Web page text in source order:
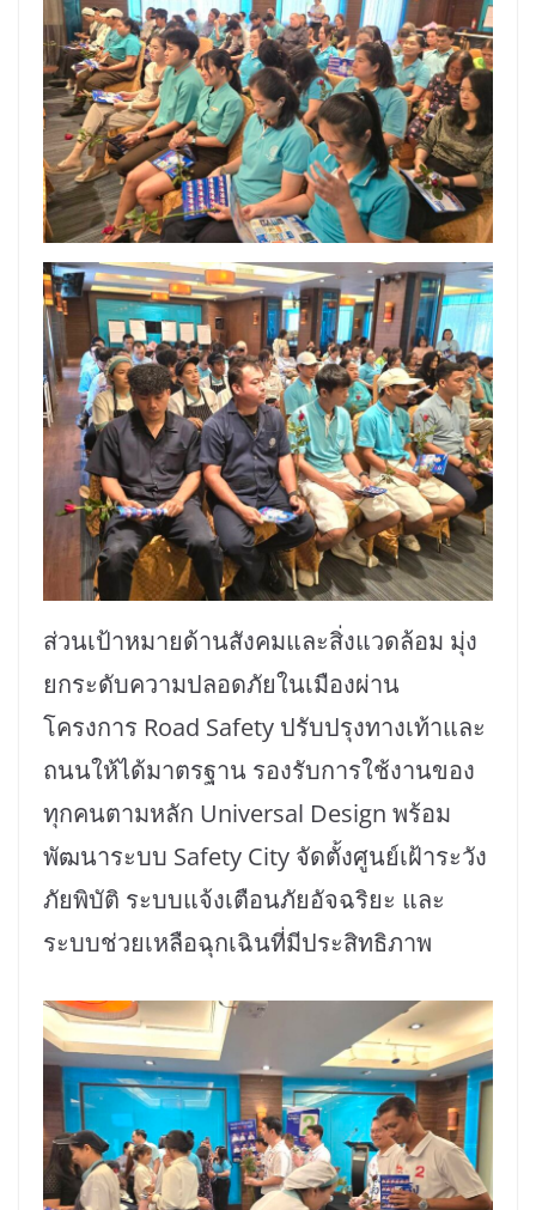
ส่วนเป้าหมายด้านสังคมและสิ่งแวดล้อม มุ่ง
ยกระดับความปลอดภัยในเมืองผ่าน
โครงการ Road Safety ปรับปรุงทางเท้าและ
ถนนให้ได้มาตรฐาน รองรับการใช้งานของ
ทุกคนตามหลัก Universal Design พร้อม
พัฒนาระบบ Safety City จัดตั้งศูนย์เฝ้าระวัง
ภัยพิบัติ ระบบแจ้งเตือนภัยอัจฉริยะ และ
ระบบช่วยเหลือฉุกเฉินที่มีประสิทธิภาพ